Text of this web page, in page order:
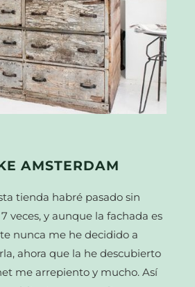
AMSTERDAM
tienda habré pasado sin
veces, y aunque la fachada es
nunca me he decidido a
ahora que la he descubierto
me arrepiento y mucho. Así